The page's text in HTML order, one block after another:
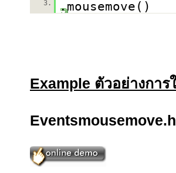
3. .mousemove()
Example ตัวอย่างกา